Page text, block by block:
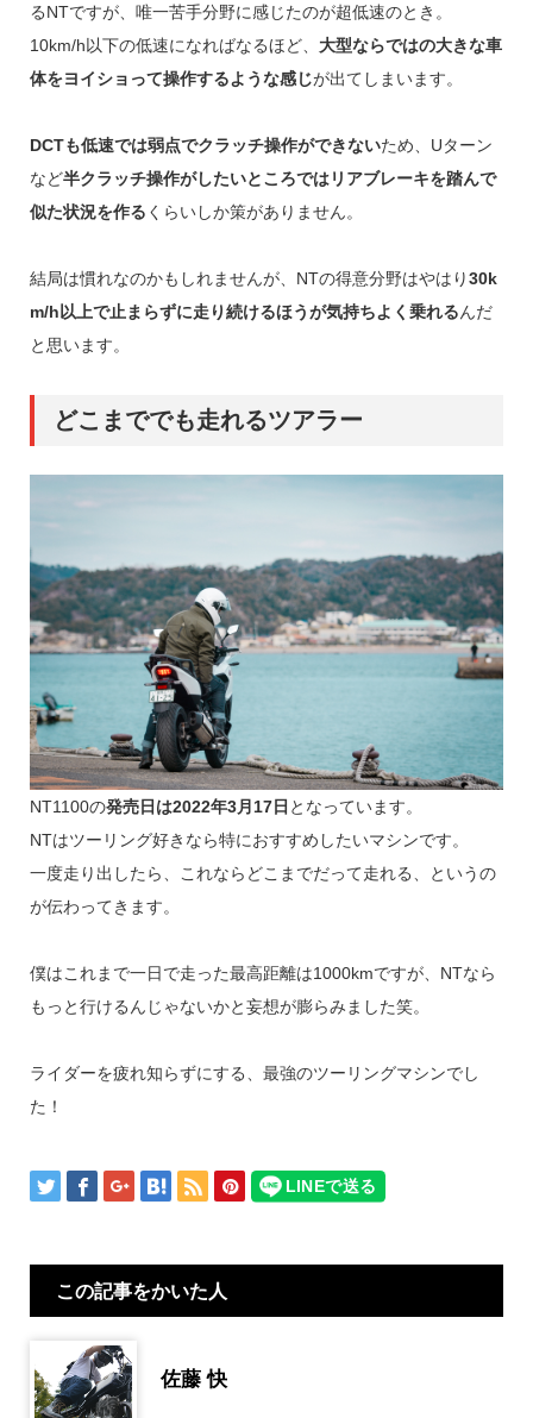
るNTですが、唯一苦手分野に感じたのが超低速のとき。
10km/h以下の低速になればなるほど、 大型ならではの大きな車
体をヨイショって操作するような感じが出てしまいます。
DCTも低速では弱点でクラッチ操作ができないため、Uターン
など半クラッチ操作がしたいところではリアブレーキを踏んで
似た状況を作る くらいしか策がありません。
結局は慣れなのかもしれませんが、NTの得意分野はやはり30k
m/h以上で止まらずに走り続けるほうが気持ちよく乗れるんだ
と思います。
どこまででも走れるツアラー
NT1100の発売日は2022年3月17日 となっています。
NTはツーリング好きなら特におすすめしたいマシンです。
一度走り出したら、これならどこまでだって走れる、というの
が伝わってきます。
僕はこれまで一日で走った最高距離は1000kmですが、NTなら
もっと行けるんじゃないかと妄想が膨らみました笑。
ライダーを疲れ知らずにする、最強のツーリングマシンでし
た！
この記事をかいた人
佐藤 快